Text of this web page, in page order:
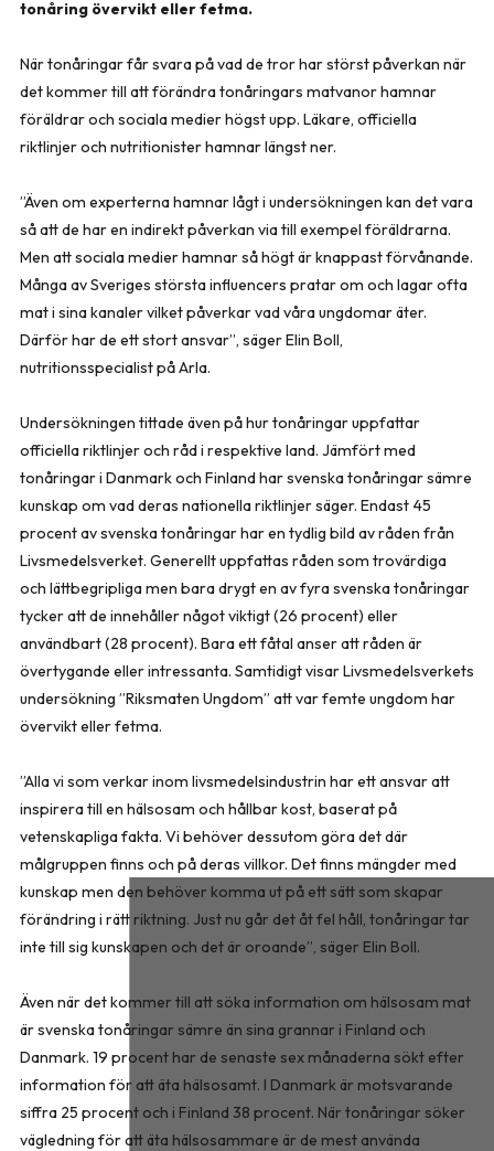
tonåring övervikt eller fetma.
När tonåringar får svara på vad de tror har störst påverkan när
det kommer till att förändra tonåringars matvanor hamnar
föräldrar och sociala medier högst upp. Läkare, officiella
riktlinjer och nutritionister hamnar längst ner.
”Även om experterna hamnar lågt i undersökningen kan det vara
så att de har en indirekt påverkan via till exempel föräldrarna.
Men att sociala medier hamnar så högt är knappast förvånande.
Många av Sveriges största influencers pratar om och lagar ofta
mat i sina kanaler vilket påverkar vad våra ungdomar äter.
Därför har de ett stort ansvar”, säger Elin Boll,
nutritionsspecialist på Arla.
Undersökningen tittade även på hur tonåringar uppfattar
officiella riktlinjer och råd i respektive land. Jämfört med
tonåringar i Danmark och Finland har svenska tonåringar sämre
kunskap om vad deras nationella riktlinjer säger. Endast 45
procent av svenska tonåringar har en tydlig bild av råden från
Livsmedelsverket. Generellt uppfattas råden som trovärdiga
och lättbegripliga men bara drygt en av fyra svenska tonåringar
tycker att de innehåller något viktigt (26 procent) eller
användbart (28 procent). Bara ett fåtal anser att råden är
övertygande eller intressanta. Samtidigt visar Livsmedelsverkets
undersökning ”Riksmaten Ungdom” att var femte ungdom har
övervikt eller fetma.
”Alla vi som verkar inom livsmedelsindustrin har ett ansvar att
inspirera till en hälsosam och hållbar kost, baserat på
vetenskapliga fakta. Vi behöver dessutom göra det där
målgruppen finns och på deras villkor. Det finns mängder med
kunskap men den behöver komma ut på ett sätt som skapar
förändring i rätt riktning. Just nu går det åt fel håll, tonåringar tar
inte till sig kunskapen och det är oroande”, säger Elin Boll.
Även när det kommer till att söka information om hälsosam mat
är svenska tonåringar sämre än sina grannar i Finland och
Danmark. 19 procent har de senaste sex månaderna sökt efter
information för att äta hälsosamt. I Danmark är motsvarande
siffra 25 procent och i Finland 38 procent. När tonåringar söker
vägledning för att äta hälsosammare är de mest använda